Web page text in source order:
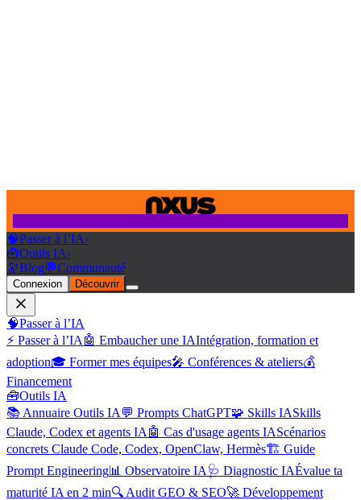
🧠Passer à l’IA›
🧰Outils IA›
🔭Blog💬Communauté
Connexion Découvrir
🧠Passer à l’IA
⚡ Passer à l’IA 🤖 Embaucher une IAIntégration, formation et
adoption🎓 Former mes équipes🎤 Conférences & ateliers💰
Financement
🧰Outils IA
📚 Annuaire Outils IA 💬 Prompts ChatGPT🧩 Skills IASkills
Claude, Codex et agents IA 🤖 Cas d'usage agents IAScénarios
concrets Claude Code, Codex, OpenClaw, Hermès🏗️ Guide
Prompt Engineering📊 Observatoire IA 🩺 Diagnostic IAÉvalue ta
maturité IA en 2 min🔍 Audit GEO & SEO🚀 Développement